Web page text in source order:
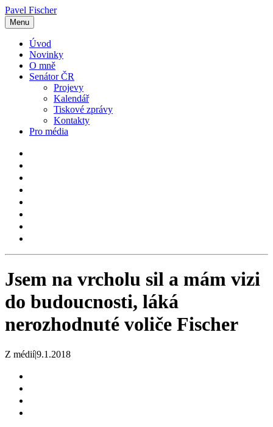
Pavel Fischer
Menu
Úvod
Novinky
O mně
Senátor ČR
Projevy
Kalendář
Tiskové zprávy
Kontakty
Pro média
Jsem na vrcholu sil a mám vizi
do budoucnosti, láká
nerozhodnuté voliče Fischer
Z médií|9.1.2018